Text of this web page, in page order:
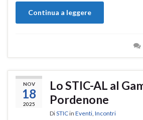
Continua a leggere
NOV
18
2025
Lo STIC-AL al
Pordenone
DiSTICin Eventi, Incontri